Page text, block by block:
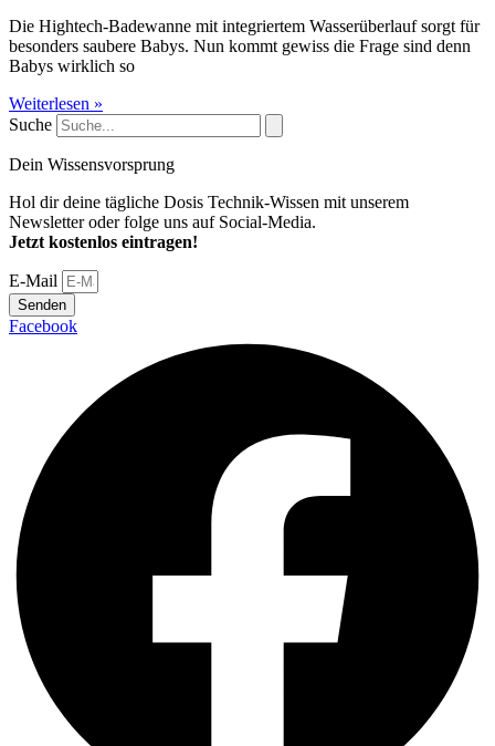
Die Hightech-Badewanne mit integriertem Wasserüberlauf sorgt für
besonders saubere Babys. Nun kommt gewiss die Frage sind denn
Babys wirklich so
Weiterlesen »
Suche
Dein Wissensvorsprung
Hol dir deine tägliche Dosis Technik-Wissen mit unserem
Newsletter oder folge uns auf Social-Media.
Jetzt kostenlos eintragen!
E-Mail
Senden
Facebook